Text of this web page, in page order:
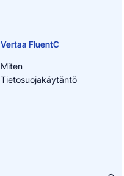
Vertaa FluentC
Miten
Tietosuojakäytäntö